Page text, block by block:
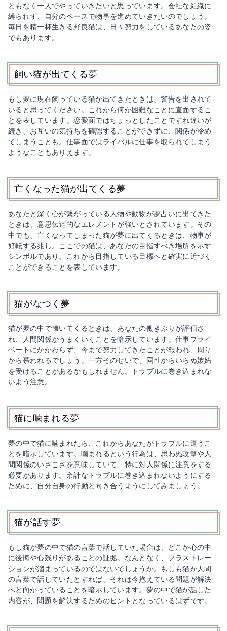
ともなく一人でやっていきたいと思っています。会社な組織に
縛られず、自分のペースで物事を進めていきたいのでしょう。
毎日を精一杯生きる野良猫は、日々努力をしているあなたの姿
でもあります。
飼い猫が出てくる夢
もし夢に現在飼っている猫が出てきたときは、警告を出されて
いると思ってください。これから何か困難なことに直面するこ
とを表しています。恋愛面ではちょっとしたことですれ違いが
続き、お互いの気持ちを確認することができずに、関係が冷め
てしまうことも。仕事面ではライバルに仕事を取られてしまう
ようなこともありえます。
亡くなった猫が出てくる夢
あなたと深く心が繋がっている人物や動物が夢占いに出てきた
ときは、意思伝達的なエレメントが強いとされています。その
中でも、亡くなってしまった猫が夢に出てくるときは、物事が
好転する兆し。ここでの猫は、あなたの目指すべき場所を示す
シンボルであり、これから目指している目標へと確実に近づく
ことができることを表しています。
猫がなつく夢
猫が夢の中で懐いてくるときは、あなたの働きぶりが評価さ
れ、人間関係がうまくいくことを暗示しています。仕事プライ
ベートにかかわらず、今まで努力してきたことが報われ、周り
から慕われるでしょう。一方そのせいで、同性からいらぬ嫉妬
を受けることがあるかもしれません。トラブルに巻き込まれな
いよう注意。
猫に噛まれる夢
夢の中で猫に噛まれたら、これからあなたがトラブルに遭うこ
とを暗示しています。噛まれるという行為は、思わぬ攻撃や人
間関係のいざこざを意味していて、特に対人関係に注意をする
必要があります。余計なトラブルに巻き込まれないようにする
ために、自分自身の行動と向き合うようにしてみましょう。
猫が話す夢
もし猫が夢の中で猫の言葉で話していた場合は、どこか心の中
に後悔や心残りがあることの証拠。なんとなく、フラストレー
ションが溜まっているのではないでしょうか。もしも猫が人間
の言葉で話していたとすれば、それは今抱えている問題が解決
へと向かっていることを暗示しています。夢の中で猫が話した
内容が、問題を解決するためのヒントとなっているはずです。